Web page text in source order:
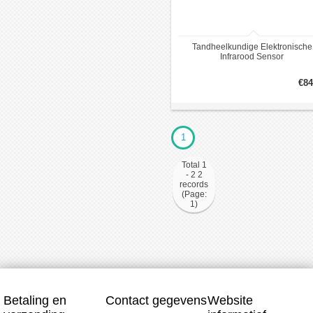
Tandheelkundige Elektronische
Infrarood Sensor
1
Total 1
- 2 2
records
(Page:
1)
Betaling en
Contact gegevensWebsite